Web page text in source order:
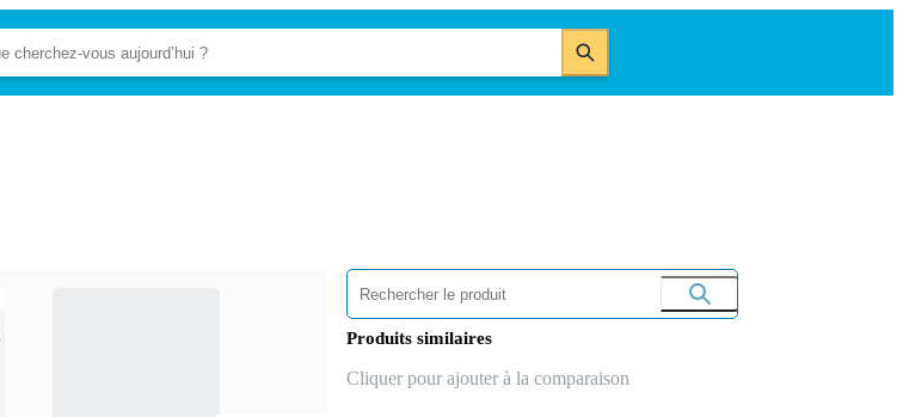
Produits similaires
Cliquer pour ajouter à la comparaison